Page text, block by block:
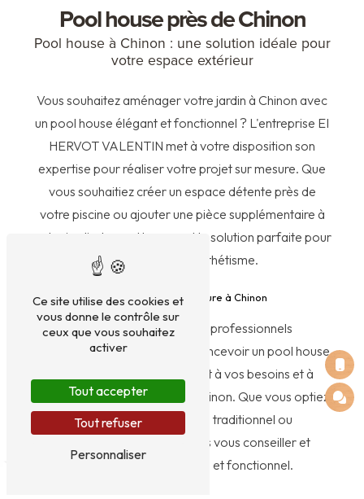
Pool house près de Chinon
Pool house à Chinon : une solution idéale pour
votre espace extérieur
Vous souhaitez aménager votre jardin à Chinon avec
un pool house élégant et fonctionnel ? L'entreprise EI
HERVOT VALENTIN met à votre disposition son
expertise pour réaliser votre projet sur mesure. Que
vous souhaitiez créer un espace détente près de
votre piscine ou ajouter une pièce supplémentaire à
votre jardin, le pool house est la solution parfaite pour
allier confort et esthétisme.
Un pool house sur mesure à Chinon
Grâce à notre équipe de professionnels
expérimentés, vous pourrez concevoir un pool house
qui correspond parfaitement à vos besoins et à
l'esthétique de votre jardin à Chinon. Que vous optiez
pour un design moderne, traditionnel ou
contemporain, nous saurons vous conseiller et
réaliser un espace unique et fonctionnel.
Ce site utilise des cookies et
vous donne le contrôle sur
ceux que vous souhaitez
activer
Tout accepter
Tout refuser
Personnaliser